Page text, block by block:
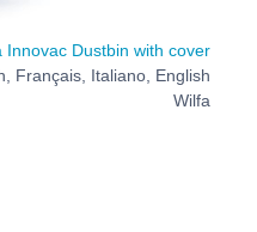
Innovac Dustbin with cover
Français, Italiano, English
Wilfa